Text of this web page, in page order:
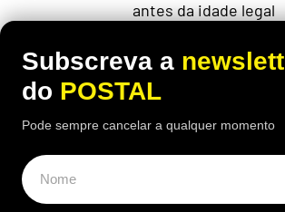
antes da idade legal
Subscreva a
do POSTAL
Pode sempre cancelar a qualquer momento